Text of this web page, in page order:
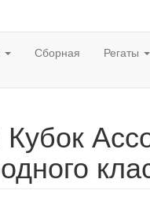
Сборная Регаты